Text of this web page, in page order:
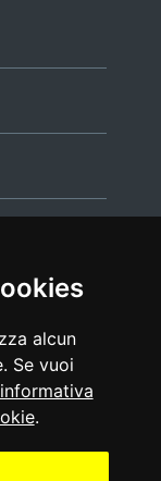
alcun
Se vuoi
informativa
.